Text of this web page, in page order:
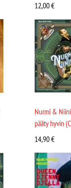
12,00€
Nurmi &
pääty hyvin
14,90€